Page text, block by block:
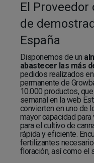
El
de
España
Disponemos de un
abastecer las más
pedidos realizados
permanente de
10.000 productos,
semanal en la web
convierten en uno de
mayor capacidad
para el cultivo de
rápida y eficiente.
fertilizantes
floración, así como el